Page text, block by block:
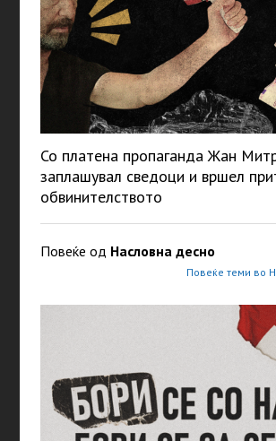
Со платена пропаганда Жан
заплашувал сведоци и вршел
обвинителството
Повеќе од Насловна десно
Повеќе теми во